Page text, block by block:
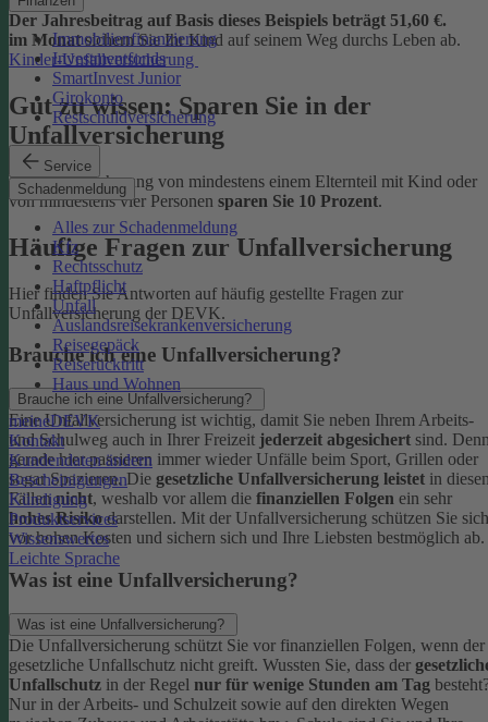
Immobilienfinanzierung
Investmentfonds
SmartInvest Junior
Girokonto
Restschuldversicherung
Service
Schadenmeldung
Alles zur Schadenmeldung
Kfz
Rechtsschutz
Haftpflicht
Unfall
Auslandsreisekrankenversicherung
Reisegepäck
Reiserücktritt
Haus und Wohnen
meineDEVK
Kontakt
Kundendaten ändern
Bescheinigungen
Kündigung
Produktservices
Wissenswertes
Leichte Sprache
Der Jahresbeitrag auf Basis dieses Beispiels beträgt 51,60 €.
im Monatsichern Sie Ihr Kind auf seinem Weg durchs Leben ab.
Kinder-Unfallversicherung
Gut zu wissen: Sparen Sie in der
Unfallversicherung
Bei der Versicherung von mindestens einem Elternteil mit Kind oder
von mindestens vier Personen sparen Sie 10 Prozent.
Häufige Fragen zur Unfallversicherung
Hier finden Sie Antworten auf häufig gestellte Fragen zur
Unfallversicherung der DEVK.
Brauche ich eine Unfallversicherung?
Brauche ich eine Unfallversicherung?
Eine Unfallversicherung ist wichtig, damit Sie neben Ihrem Arbeits-
und Schulweg auch in Ihrer Freizeit jederzeit abgesichert sind.
gerade hier passieren immer wieder Unfälle beim Sport, Grillen oder
sogar Spazieren. Die gesetzliche Unfallversicherung leistet in
Fällennicht, weshalb vor allem die finanziellen Folgen ein sehr
hohes Risikodarstellen. Mit der Unfallversicherung schützen Sie sich
vor hohen Kosten und sichern sich und Ihre Liebsten bestmöglich ab.
Was ist eine Unfallversicherung?
Was ist eine Unfallversicherung?
Die Unfallversicherung schützt Sie vor finanziellen Folgen, wenn der
gesetzliche Unfallschutz nicht greift. Wussten Sie, dass der
Unfallschutz in der Regel nur für wenige Stunden am Tag
Nur in der Arbeits- und Schulzeit sowie auf den direkten Wegen